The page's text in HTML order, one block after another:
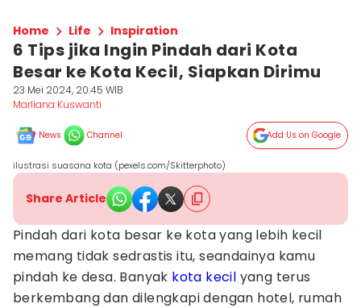
Home Life Inspiration
6 Tips jika Ingin Pindah dari Kota
Besar ke Kota Kecil, Siapkan Dirimu
23 Mei 2024, 20:45 WIB
Marliana Kuswanti
News Channel Add Us on Google
ilustrasi suasana kota (pexels.com/Skitterphoto)
Share Article
Pindah dari kota besar ke kota yang lebih kecil
memang tidak sedrastis itu, seandainya kamu
pindah ke desa. Banyak kota kecil yang terus
berkembang dan dilengkapi dengan hotel, rumah